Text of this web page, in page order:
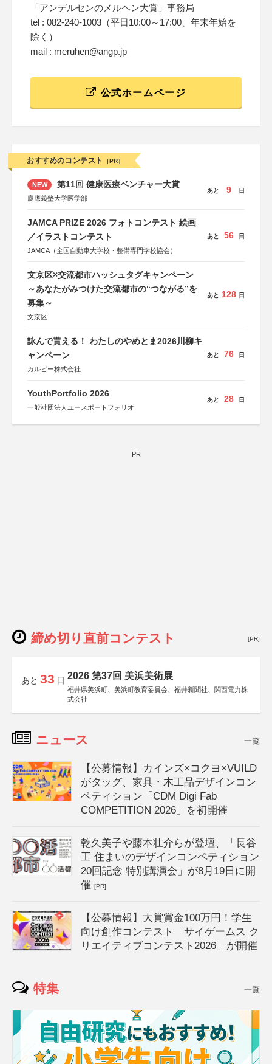
「アンデルセンのメルヘン大賞」事務局
tel : 082-240-1003（平日10:00～17:00、年末年始を
除く）
mail : meruhen@angp.jp
公式ホームページ
おすすめのコンテスト [PR]
NEW 第11回 健康医療ベンチャー大賞
慶應義塾大学医学部
あと 9 日
JAMCA PRIZE 2026 フォトコンテスト 絵画
／イラストコンテスト
JAMCA（全国自動車大学校・整備専門学校協会）
あと 56 日
文京区×交流都市ハッシュタグキャンペーン
～あなたがみつけた交流都市の“つながる”を
募集～
文京区
あと 128 日
詠んで貰える！ わたしのやめとま2026川柳キ
ャンペーン
カルビー株式会社
あと 76 日
YouthPortfolio 2026
一般社団法人ユースポートフォリオ
あと 28 日
PR
締め切り直前コンテスト [PR]
あと 33 日 2026 第37回 美浜美術展
福井県美浜町、美浜町教育委員会、福井新聞社、関西電力株
式会社
ニュース 一覧
【公募情報】カインズ×コクヨ×VUILD
がタッグ、家具・木工品デザインコン
ペティション「CDM Digi Fab
COMPETITION 2026」を初開催
乾久美子や藤本壮介らが登壇、「長谷
工 住まいのデザインコンペティション
20回記念 特別講演会」が8月19日に開
催[PR]
【公募情報】大賞賞金100万円！学生
向け創作コンテスト「サイゲームス ク
リエイティブコンテスト2026」が開催
特集 一覧